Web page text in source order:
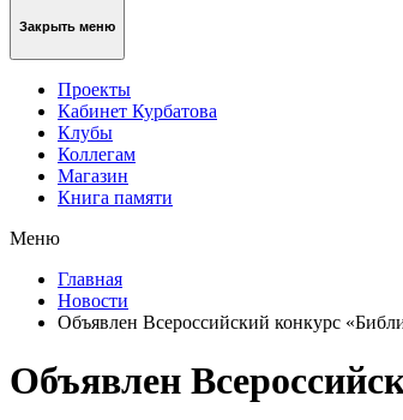
Закрыть меню
Проекты
Кабинет Курбатова
Клубы
Коллегам
Магазин
Книга памяти
Меню
Главная
Новости
Объявлен Всероссийский конкурс
Объявлен